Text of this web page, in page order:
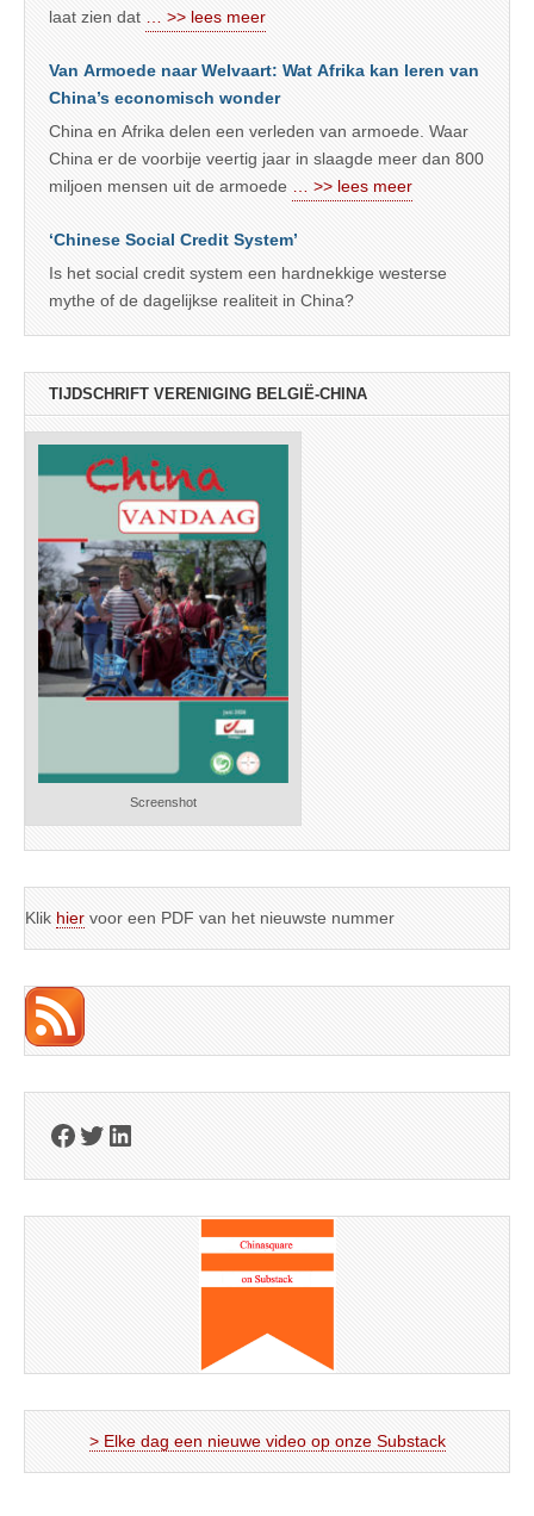
laat zien dat
… >> lees meer
Van Armoede naar Welvaart: Wat Afrika kan leren van
China’s economisch wonder
China en Afrika delen een verleden van armoede. Waar
China er de voorbije veertig jaar in slaagde meer dan 800
miljoen mensen uit de armoede
… >> lees meer
‘Chinese Social Credit System’
Is het social credit system een hardnekkige westerse
mythe of de dagelijkse realiteit in China?
TIJDSCHRIFT VERENIGING BELGIË-CHINA
Screenshot
Klik hier voor een PDF van het nieuwste nummer
Facebook
Twitter
LinkedIn
> Elke dag een nieuwe video op onze Substack